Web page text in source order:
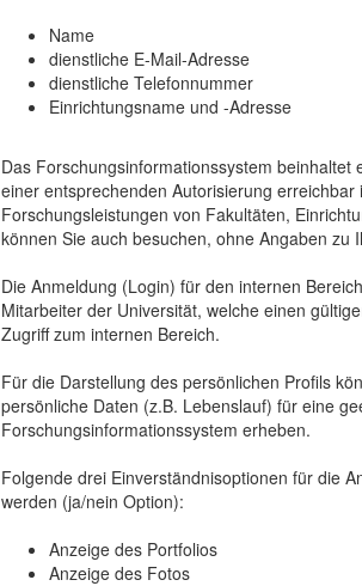
Name
dienstliche E-Mail-Adresse
dienstliche Telefonnummer
Einrichtungsname und -Adresse
Das Forschungsinformationssystem beinhaltet
einer entsprechenden Autorisierung
Forschungsleistungen von Fakultäten,
können Sie auch besuchen, ohne Angaben zu
Die Anmeldung (Login) für den internen
Mitarbeiter der Universität, welche einen
Zugriff zum internen Bereich.
Für die Darstellung des persönlichen Profils
persönliche Daten (z.B. Lebenslauf) für eine
Forschungsinformationssystem erheben.
Folgende drei Einverständnisoptionen für die
werden (ja/nein Option):
Anzeige des Portfolios
Anzeige des Fotos